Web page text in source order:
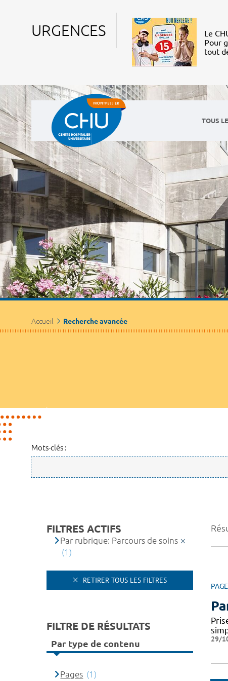
URGENCES
Le
Pour
tout
TOUS
Accueil Recherche avancée
Mots-clés :
29/
FILTRES ACTIFS
Par rubrique: Parcours de soins
(1)
RETIRER TOUS LES FILTRES
FILTRE DE RÉSULTATS
Par type de contenu
Pages (1)